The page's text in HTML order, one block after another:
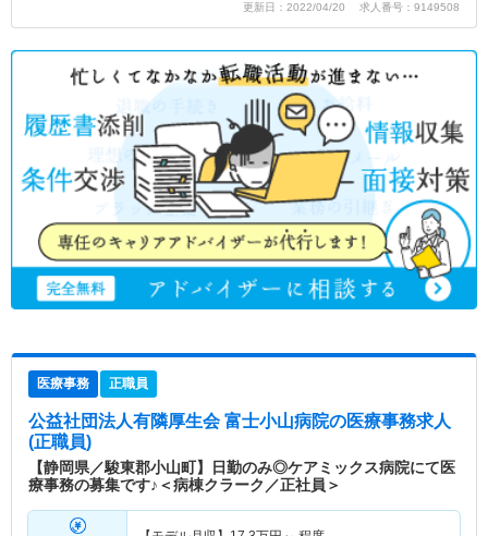
更新日：2022/04/20 求人番号：9149508
医療事務 正職員
公益社団法人有隣厚生会 富士小山病院の医療事務求人
(正職員)
【静岡県／駿東郡小山町】日勤のみ◎ケアミックス病院にて医
療事務の募集です♪＜病棟クラーク／正社員＞